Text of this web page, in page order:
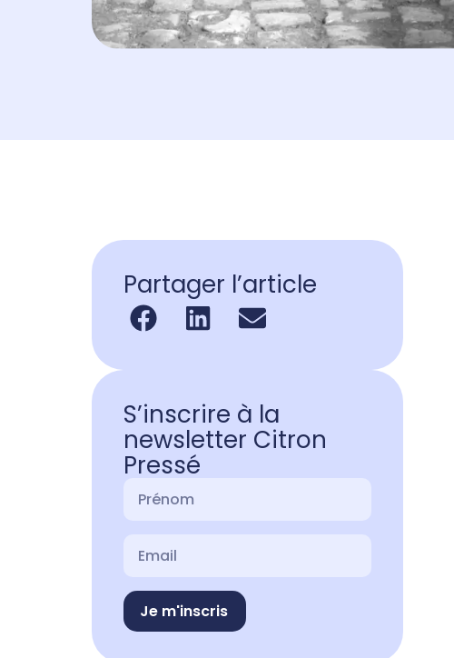
Partager l’article
S’inscrire à la
newsletter Citron
Pressé
Je m'inscris